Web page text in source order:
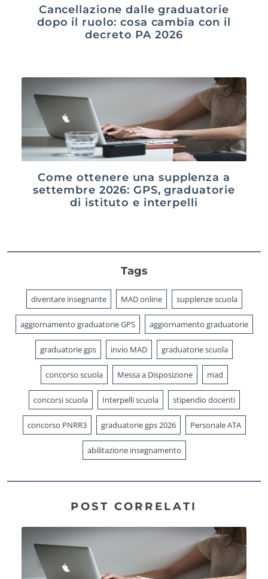
Cancellazione dalle graduatorie
dopo il ruolo: cosa cambia con il
decreto PA 2026
Come ottenere una supplenza a
settembre 2026: GPS, graduatorie
di istituto e interpelli
Tags
diventare insegnante MAD online supplenze scuola
aggiornamento graduatorie GPS aggiornamento graduatorie
graduatorie gps invio MAD graduatorie scuola
concorso scuola Messa a Disposizione mad
concorsi scuola Interpelli scuola stipendio docenti
concorso PNRR3 graduatorie gps 2026 Personale ATA
abilitazione insegnamento
POST CORRELATI